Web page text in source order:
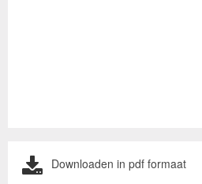
Downloaden in pdf formaat